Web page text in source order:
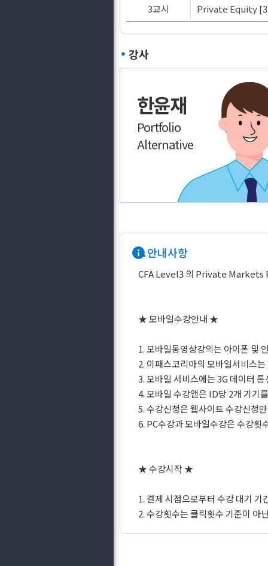
3교시
Private Equity
강사
한윤재
Portfolio
Alternative
안내사항
CFA Level3 의 Private
★ 모바일수강안내 ★
1. 모바일동영상강의는 아이폰 및
2. 이패스코리아의 모바일서비스
3. 모바일 서비스에는 3G 데이터
4. 모바일 수강앱은 ID당 2개 기기
5. 수강신청은 웹사이트 수강신청
6. PC수강과 모바일수강은 수강횟
★ 수강시작 ★
1. 결제 시점으로부터 수강 대기
2. 수강횟수는 클릭횟수 기준이 아